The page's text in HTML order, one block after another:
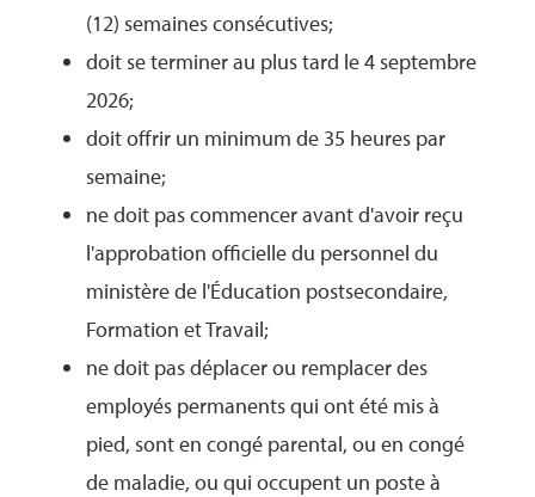
(12) semaines consécutives;
doit se terminer au plus tard le 4 septembre
2026;
doit offrir un minimum de 35 heures par
semaine;
ne doit pas commencer avant d'avoir reçu
l'approbation officielle du personnel du
ministère de l'Éducation postsecondaire,
Formation et Travail;
ne doit pas déplacer ou remplacer des
employés permanents qui ont été mis à
pied, sont en congé parental, ou en congé
de maladie, ou qui occupent un poste à